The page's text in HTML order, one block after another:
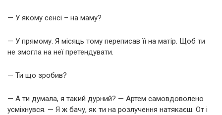
— У якому сенсі – на маму?
— У прямому. Я місяць тому переписав її на матір. Щоб ти
не змогла на неї претендувати.
— Ти що зробив?
— А ти думала, я такий дурний? — Артем самовдоволено
усміхнувся. — Я ж бачу, як ти на розлучення натякаєш. От і